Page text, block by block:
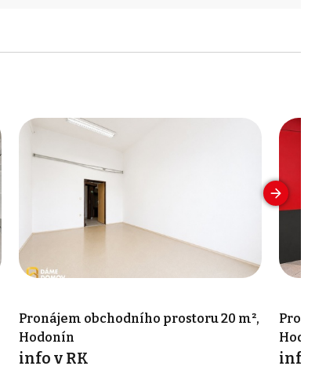
Pronájem obchodního prostoru 20 m²,
Hodonín
info v RK info v